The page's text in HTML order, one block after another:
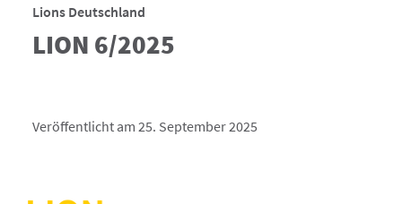
Lions Deutschland
LION 6/2025
Veröffentlicht am 25. September 2025